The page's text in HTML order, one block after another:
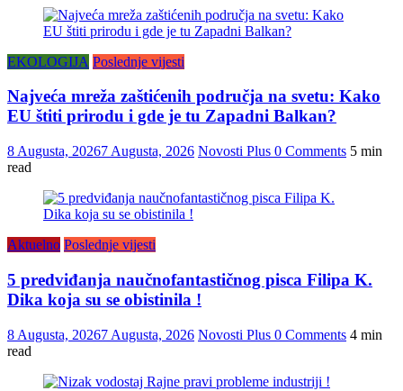
EKOLOGIJA Poslednje vijesti
Najveća mreža zaštićenih područja na svetu: Kako
EU štiti prirodu i gde je tu Zapadni Balkan?
8 Augusta, 20267 Augusta, 2026 Novosti Plus 0 Comments 5 min
read
Aktuelno Poslednje vijesti
5 predviđanja naučnofantastičnog pisca Filipa K.
Dika koja su se obistinila !
8 Augusta, 20267 Augusta, 2026 Novosti Plus 0 Comments 4 min
read